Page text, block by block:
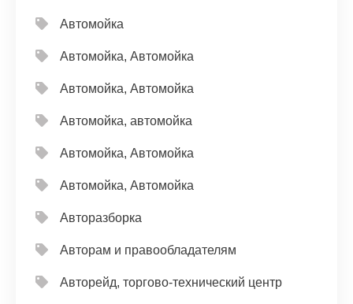
Автомойка
Автомойка, Автомойка
Автомойка, Автомойка
Автомойка, автомойка
Автомойка, Автомойка
Автомойка, Автомойка
Авторазборка
Авторам и правообладателям
Авторейд, торгово-технический центр